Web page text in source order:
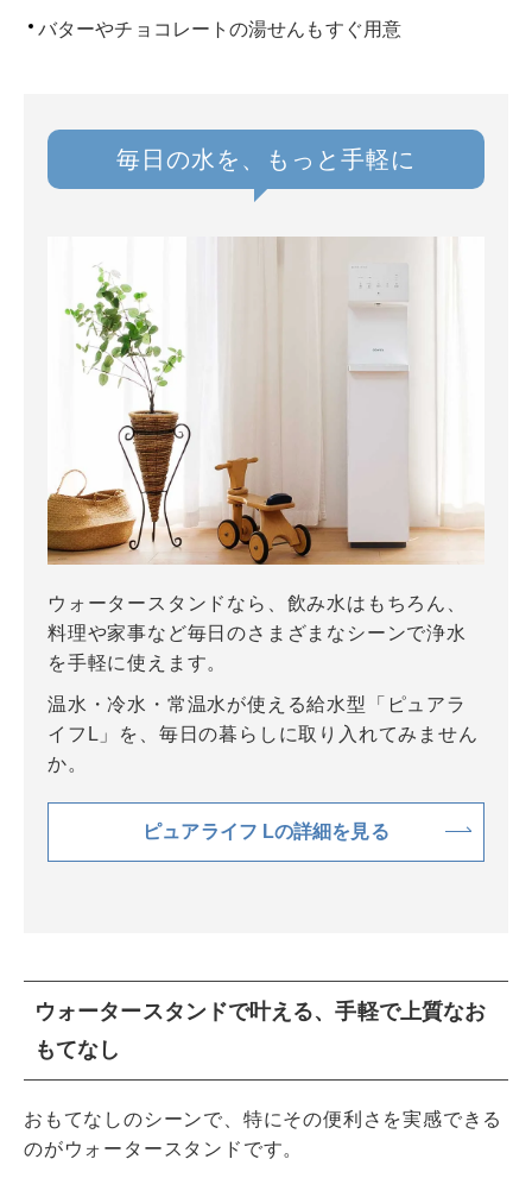
バターやチョコレートの湯せんもすぐ用意
毎日の水を、もっと手軽に
ウォータースタンドなら、飲み水はもちろん、
料理や家事など毎日のさまざまなシーンで浄水
を手軽に使えます。
温水・冷水・常温水が使える給水型「ピュアラ
イフL」を、毎日の暮らしに取り入れてみません
か。
ピュアライフ Lの詳細を見る
ウォータースタンドで叶える、手軽で上質なお
もてなし
おもてなしのシーンで、特にその便利さを実感できる
のがウォータースタンドです。